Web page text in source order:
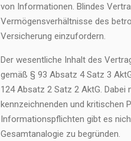
von Informationen. Blindes
Vermögensverhältnisse des
Versicherung einzufordern.
Der wesentliche Inhalt des
gemäß § 93 Absatz 4 Satz 3
124 Absatz 2 Satz 2 AktG.
kennzeichnenden und kritischen
Informationspflichten gibt es
Gesamtanalogie zu begründen.